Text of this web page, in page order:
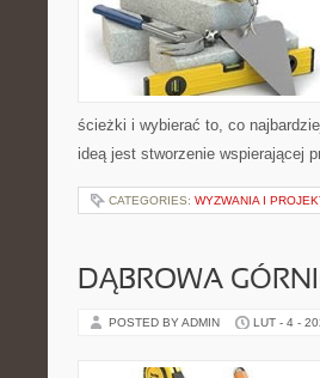
ścieżki i wybierać to, co
ideą jest stworzenie wspierającej
CATEGORIES: WYZWANIA I
DĄBROWA
POSTED BY ADMIN LUT - 4 -